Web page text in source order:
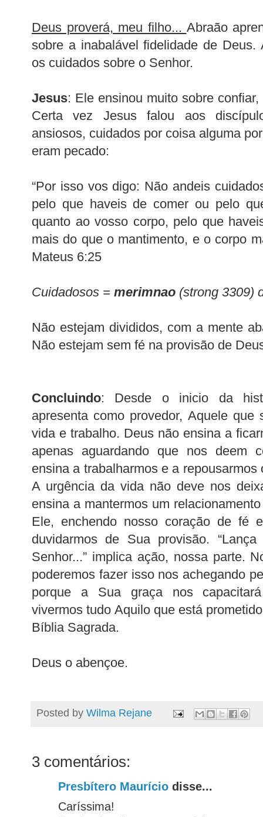
Deus proverá, meu filho... Abraão
sobre a inabalável fidelidade de Deus.
os cuidados sobre o Senhor.
Jesus: Ele ensinou muito sobre
Certa vez Jesus falou aos
ansiosos, cuidados por coisa alguma
eram pecado:
“Por isso vos digo: Não andeis
pelo que haveis de comer ou pelo
quanto ao vosso corpo, pelo que
mais do que o mantimento, e o corpo
Mateus 6:25
Cuidadosos = merimnao (strong 3309)
Não estejam divididos, com a mente
Não estejam sem fé na provisão de
Concluindo: Desde o inicio da
apresenta como provedor, Aquele
vida e trabalho. Deus não ensina a
apenas aguardando que nos deem
ensina a trabalharmos e a
A urgência da vida não deve nos
ensina a mantermos um
Ele, enchendo nosso coração de fé
duvidarmos de Sua provisão.
Senhor...” implica ação, nossa parte.
poderemos fazer isso nos achegando
porque a Sua graça nos
vivermos tudo Aquilo que está
Bíblia Sagrada.
Deus o abençoe.
Posted by Wilma Rejane
3 comentários:
Presbítero Maurício disse...
Caríssima!